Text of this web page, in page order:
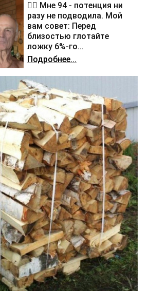
❤️‍🔥 Мне 94 - потенция ни
разу не подводила. Мой
вам совет: Перед
близостью глотайте
ложку 6%-го...
Подробнее...